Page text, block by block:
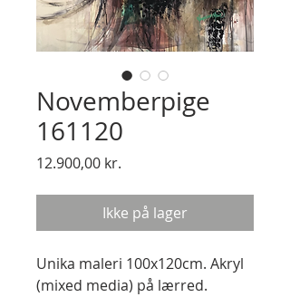
Novemberpige
161120
12.900,00 kr.
Ikke på lager
Unika maleri 100x120cm. Akryl
(mixed media) på lærred.